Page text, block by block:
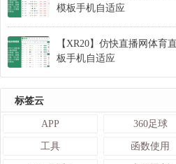
模板手机自适应
【XR20】仿快直播网体育
板手机自适应
标签云
APP 360足球
工具 函数使用